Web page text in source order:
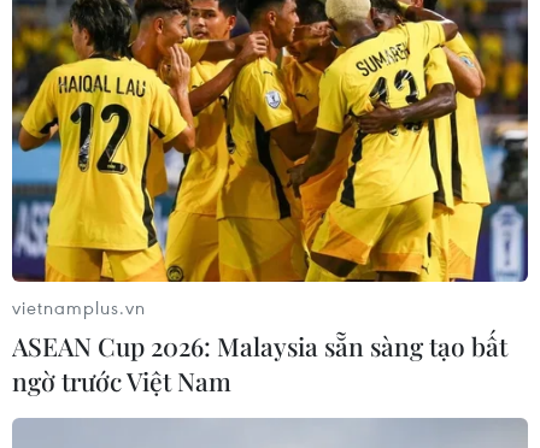
vietnamplus.vn
ASEAN Cup 2026: Malaysia sẵn sàng tạo bất
ngờ trước Việt Nam